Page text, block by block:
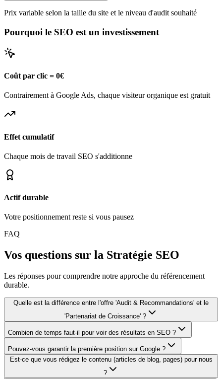
Prix variable selon la taille du site et le niveau d'audit souhaité
Pourquoi le SEO est un investissement
Coût par clic = 0€
Contrairement à Google Ads, chaque visiteur organique est gratuit
Effet cumulatif
Chaque mois de travail SEO s'additionne
Actif durable
Votre positionnement reste si vous pausez
FAQ
Vos questions sur la Stratégie SEO
Les réponses pour comprendre notre approche du référencement
durable.
Quelle est la différence entre l'offre 'Audit & Recommandations' et le
'Partenariat de Croissance' ?
Combien de temps faut-il pour voir des résultats en SEO ?
Pouvez-vous garantir la première position sur Google ?
Est-ce que vous rédigez le contenu (articles de blog, pages) pour nous
?